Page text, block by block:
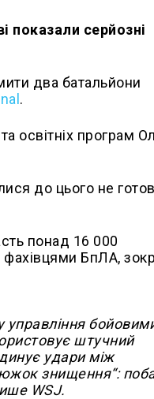
показали серйозні
два батальйони
.
освітніх програм
до цього не
понад 16 000
фахівцями БпЛА,
управління
штучний
удари між
знищення“:
WSJ.